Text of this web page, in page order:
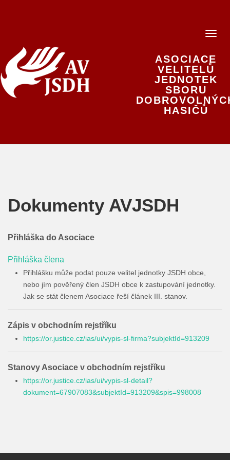
ASOCIACE
VELITELŮ
JEDNOTEK
SBORU
HASIČŮ
Dokumenty AVJSDH
Přihláška do Asociace
Přihláška člena
Přihlášku může podat pouze velitel jednotky JSDH obce,
nebo jím pověřený člen JSDH obce k zastupování jednotky.
Jak se stát členem Asociace řeší článek III. stanov.
Zápis v obchodním rejstříku
https://or.justice.cz/ias/ui/vypis-sl-firma?subjektId=913209
Stanovy Asociace v obchodním rejstříku
https://or.justice.cz/ias/ui/vypis-sl-detail?
dokument=67907083&subjektId=913209&spis=998008